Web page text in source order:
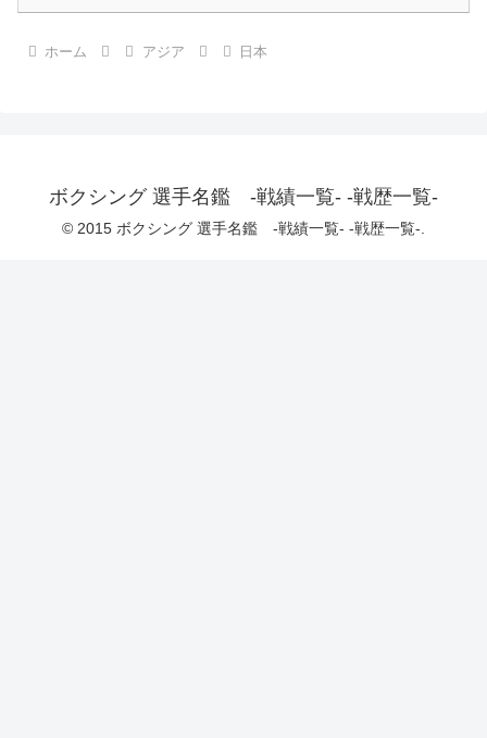
ホーム アジア 日本
ボクシング 選手名鑑 -戦績一覧- -戦歴一覧-
© 2015 ボクシング 選手名鑑 -戦績一覧- -戦歴一覧-.